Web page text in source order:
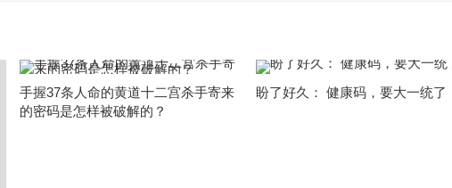
手握37条人命的黄道十二宫杀手寄来
的密码是怎样被破解的？
盼了好久： 健康码，要大一统了